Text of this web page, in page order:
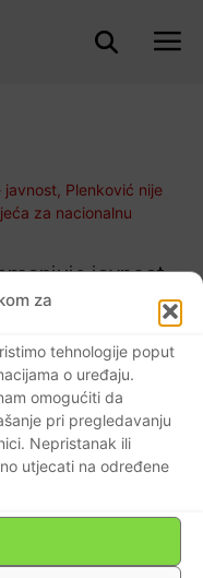
za
tehnologije poput
o uređaju.
omogućiti da
pri pregledavanju
Nepristanak ili
utjecati na određene
javnost,
za sazivanje
sigurnost
0
Pravila o privatnosti